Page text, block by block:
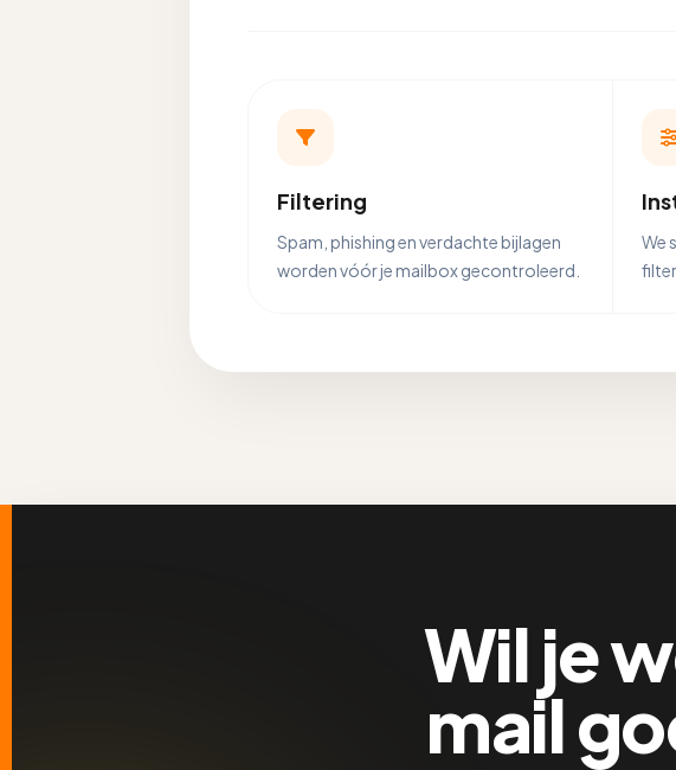
Filtering
Spam, phishing en verdachte bijlagen
worden vóór je mailbox gecontroleerd.
We
Wil je
mail